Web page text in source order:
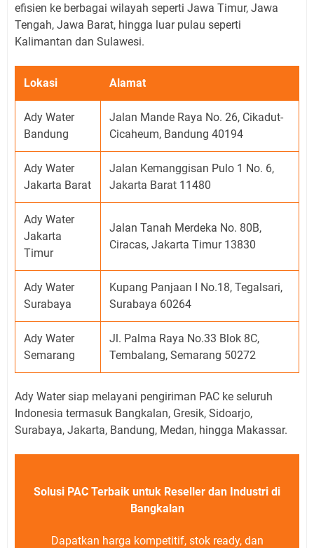
efisien ke berbagai wilayah seperti Jawa Timur, Jawa
Tengah, Jawa Barat, hingga luar pulau seperti
Kalimantan dan Sulawesi.
Lokasi Alamat
Ady Water
Bandung
Jalan Mande Raya No. 26, Cikadut-
Cicaheum, Bandung 40194
Ady Water
Jakarta Barat
Jalan Kemanggisan Pulo 1 No. 6,
Jakarta Barat 11480
Ady Water
Jakarta
Timur
Jalan Tanah Merdeka No. 80B,
Ciracas, Jakarta Timur 13830
Ady Water
Surabaya
Kupang Panjaan I No.18, Tegalsari,
Surabaya 60264
Ady Water
Semarang
Jl. Palma Raya No.33 Blok 8C,
Tembalang, Semarang 50272
Ady Water siap melayani pengiriman PAC ke seluruh
Indonesia termasuk Bangkalan, Gresik, Sidoarjo,
Surabaya, Jakarta, Bandung, Medan, hingga Makassar.
Solusi PAC Terbaik untuk Reseller dan Industri di
Bangkalan
Dapatkan harga kompetitif, stok ready, dan